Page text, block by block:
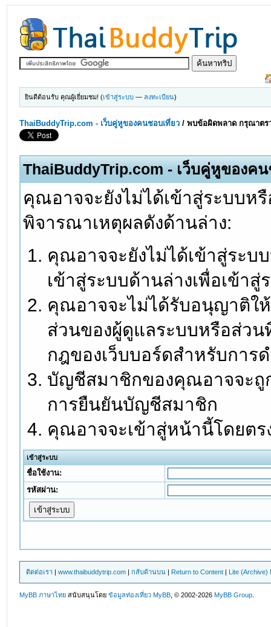
ยินดีต้อนรับ คุณผู้เยี่ยมชม! (เข้าสู่ระบบ — ลงทะเบียน)
ThaiBuddyTrip.com - เว็บคู่หูของคนชอบเที่ยว /พบข้อผิดพลาด กรุณาตร
ThaiBuddyTrip.com - เว็บคู่หูของค
คุณอาจจะยังไม่ได้เข้าสู่ระบบ
พิจารณาเหตุผลดังด้านล่าง:
คุณอาจจะยังไม่ได้เข้าสู่ระบ
เข้าสู่ระบบด้านล่างเพื่อเข้า
คุณอาจจะไม่ได้รับอนุญาติใ
ส่วนของผู้ดูแลระบบหรือส่ว
กฎของเว็บบอร์ดสำหรับการ
บัญชีสมาชิกของคุณอาจจะถู
การยืนยันบัญชีสมาชิก
คุณอาจจะเข้าสู่หน้านี้โดยต
เข้าสู่ระบบ
ชื่อใช้งาน:
รหัสผ่าน:
ติดต่อเรา |www.thaibuddytrip.com |กลับด้านบน | Return to Content | Lite (Archive)
MyBB ภาษาไทย สนับสนุนโดยข้อมูลท่องเที่ยว MyBB , © 2002-2026MyBB Group